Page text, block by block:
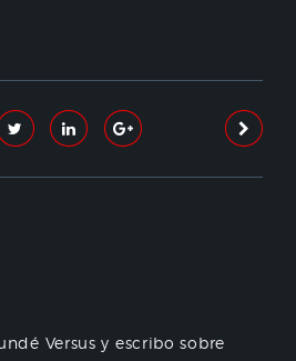
Versus y escribo sobre